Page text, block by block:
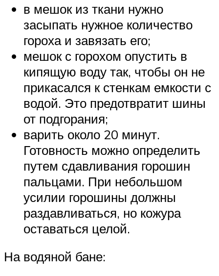
в мешок из ткани нужно
засыпать нужное количество
гороха и завязать его;
мешок с горохом опустить в
кипящую воду так, чтобы он не
прикасался к стенкам емкости с
водой. Это предотвратит шины
от подгорания;
варить около 20 минут.
Готовность можно определить
путем сдавливания горошин
пальцами. При небольшом
усилии горошины должны
раздавливаться, но кожура
оставаться целой.
На водяной бане: